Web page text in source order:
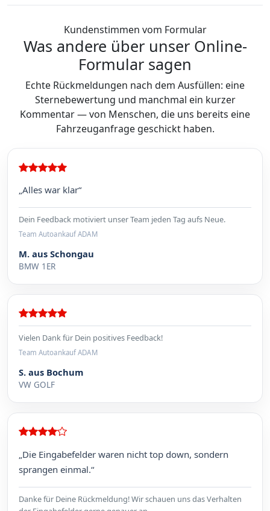
Kundenstimmen vom Formular
Was andere über unser Online-
Formular sagen
Echte Rückmeldungen nach dem Ausfüllen: eine
Sternebewertung und manchmal ein kurzer
Kommentar — von Menschen, die uns bereits eine
Fahrzeuganfrage geschickt haben.
„Alles war klar“
Dein Feedback motiviert unser Team jeden Tag aufs Neue.
Team Autoankauf ADAM
M. aus Schongau
BMW 1ER
Vielen Dank für Dein positives Feedback!
Team Autoankauf ADAM
S. aus Bochum
VW GOLF
„Die Eingabefelder waren nicht top down, sondern
sprangen einmal.“
Danke für Deine Rückmeldung! Wir schauen uns das Verhalten